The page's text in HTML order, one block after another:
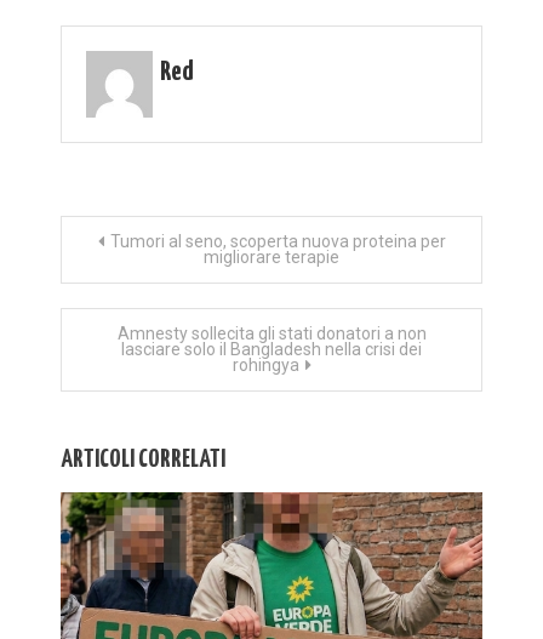
Red
Navigazione
articoli
Tumori al seno, scoperta nuova proteina per
migliorare terapie
Amnesty sollecita gli stati donatori a non
lasciare solo il Bangladesh nella crisi dei
rohingya
ARTICOLI CORRELATI